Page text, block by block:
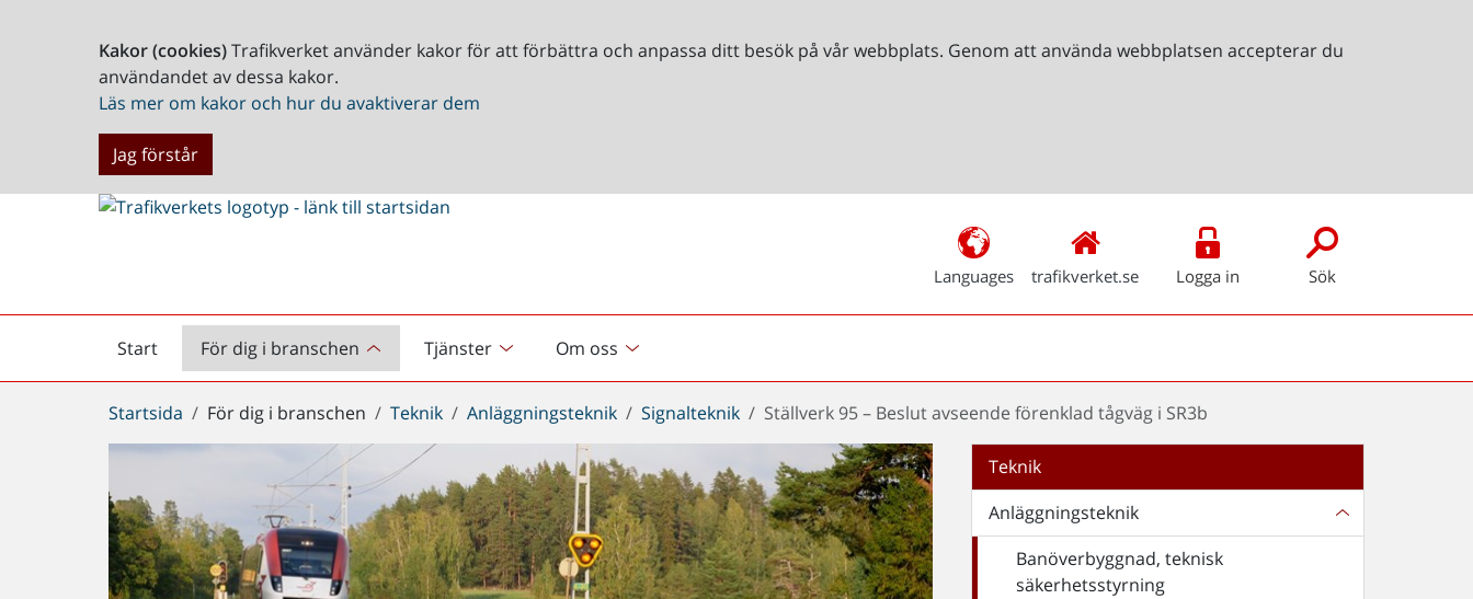
Kakor (cookies)Trafikverket använder kakor för att förbättra och anpassa ditt besök på vår webbplats. Genom att använda webbplatsen accepterar du
användandet av dessa kakor.
Läs mer om kakor och hur du avaktiverar dem
Jag förstår
Languages trafikverket.se Logga in Sök
Start
Startsida För dig i branschen Tjänster Om oss
Du
är
Startsida För dig i branschen Teknik Anläggningsteknik Signalteknik Ställverk 95 – Beslut avseende förenklad tågväg i SR3b
Teknik
Anläggningsteknik
Banöverbyggnad, teknisk
säkerhetsstyrning